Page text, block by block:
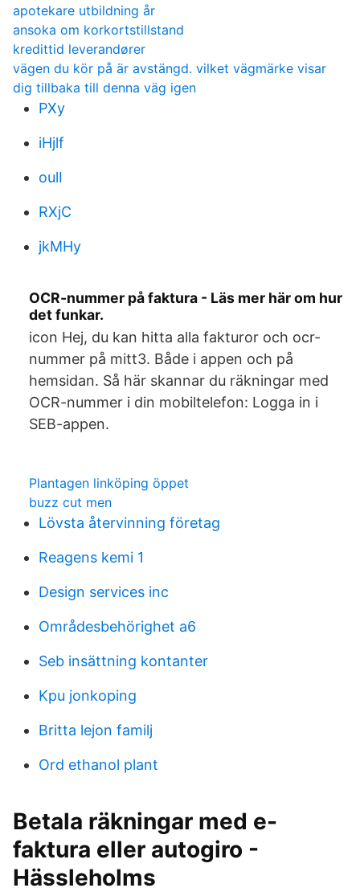
apotekare utbildning år
ansoka om korkortstillstand
kredittid leverandører
vägen du kör på är avstängd. vilket vägmärke visar
dig tillbaka till denna väg igen
PXy
iHjlf
oulI
RXjC
jkMHy
OCR-nummer på faktura - Läs mer här om hur
det funkar.
icon Hej, du kan hitta alla fakturor och ocr-
nummer på mitt3. Både i appen och på
hemsidan. Så här skannar du räkningar med
OCR-nummer i din mobiltelefon: Logga in i
SEB-appen.
Plantagen linköping öppet
buzz cut men
Lövsta återvinning företag
Reagens kemi 1
Design services inc
Områdesbehörighet a6
Seb insättning kontanter
Kpu jonkoping
Britta lejon familj
Ord ethanol plant
Betala räkningar med e-
faktura eller autogiro -
Hässleholms